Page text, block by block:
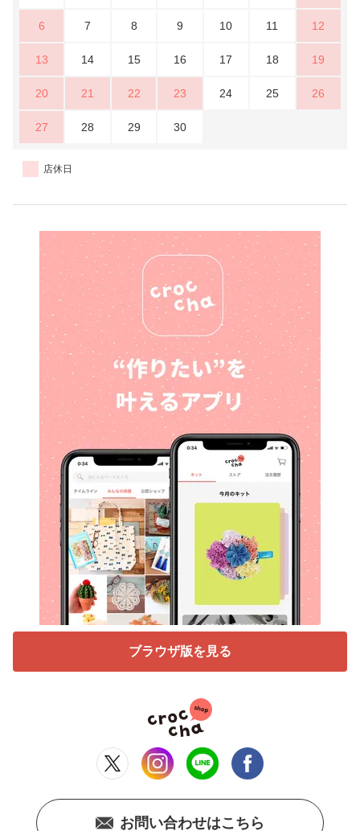
6 7 8 9 10 11 12
13 14 15 16 17 18 19
20 21 22 23 24 25 26
27 28 29 30
店休日
ブラウザ版を見る
お問い合わせはこちら